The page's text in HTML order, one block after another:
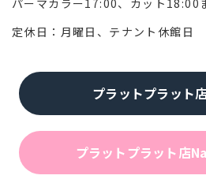
定休日：月曜日、テナント休館日
プラットプラット
プラットプラット店